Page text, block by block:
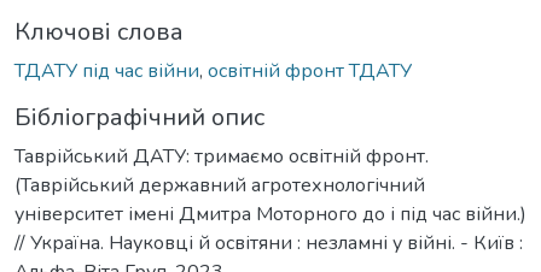
Ключові слова
ТДАТУ під час війни, освітній фронт ТДАТУ
Бібліографічний опис
Таврійський ДАТУ: тримаємо освітній фронт.
(Таврійський державний агротехнологічний
університет імені Дмитра Моторного до і під час війни.)
// Україна. Науковці й освітяни : незламні у війні. - Київ :